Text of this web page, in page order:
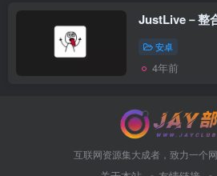
JustLive－整
安卓
4年前
互联网资源集大成者，致力一个